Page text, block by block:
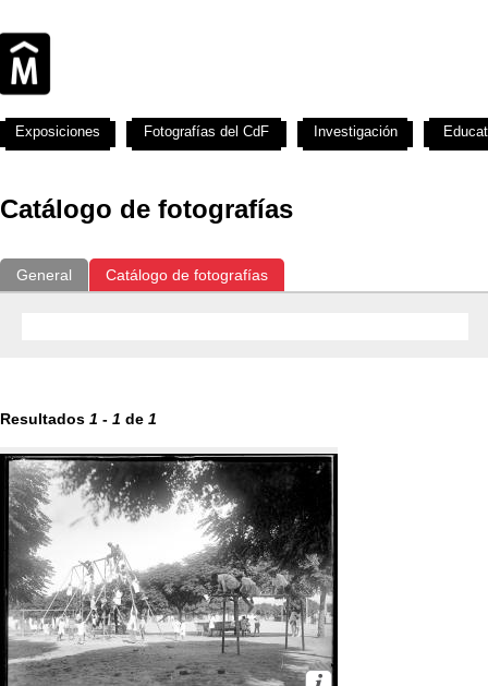
Catálogo de fotografías
General Catálogo de fotografías
Resultados 1 - 1 de 1
Exposiciones Fotografías del CdF Investigación